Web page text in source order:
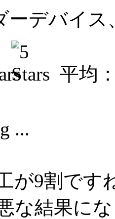
ーデバイ
平均
...
が9割です
な結果に